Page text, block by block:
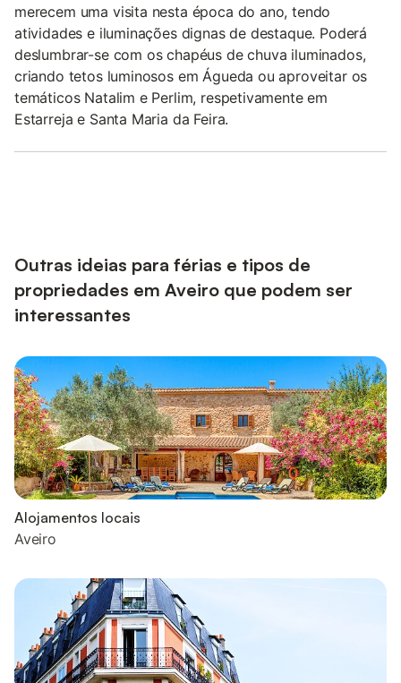
merecem uma visita nesta época do ano, tendo
atividades e iluminações dignas de destaque. Poderá
deslumbrar-se com os chapéus de chuva iluminados,
criando tetos luminosos em Águeda ou aproveitar os
temáticos Natalim e Perlim, respetivamente em
Estarreja e Santa Maria da Feira.
Outras ideias para férias e tipos de
propriedades em Aveiro que podem ser
interessantes
Alojamentos locais
Aveiro